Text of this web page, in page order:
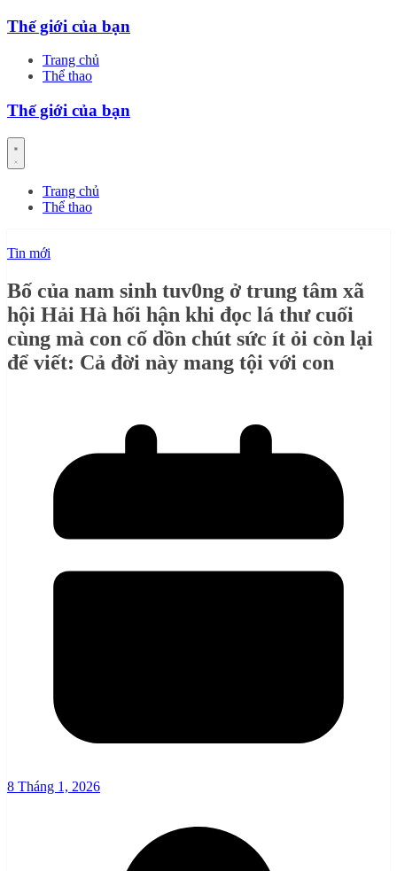
Skip
content
Thế giới của bạn
Trang chủ
Thể thao
Thế giới của bạn
Trang chủ
Thể thao
Tin mới
Bố của nam sinh tuv0ng ở trung tâm xã
hội Hải Hà hối hận khi đọc lá thư cuối
cùng mà con cố dồn chút sức ít ỏi còn lại
để viết: Cả đời này mang tội với con
8 Tháng 1, 2026